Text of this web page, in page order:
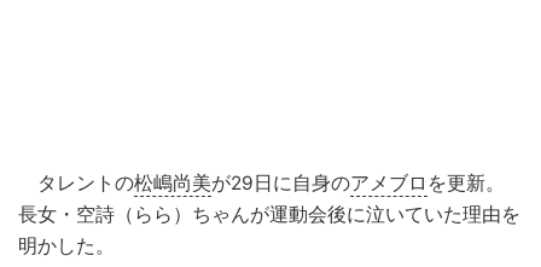
タレントの松嶋尚美が29日に自身のアメブロ を更新。
長女・空詩（らら）ちゃんが運動会後に泣いていた理由を
明かした。